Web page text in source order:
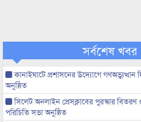
সর্বশেষ খবর
কানাইঘাটে প্রশাসনের উদ্যোগে
অনুষ্ঠিত
সিলেট অনলাইন প্রেসক্লাবের পুরস্কার
পরিচিতি সভা অনুষ্ঠিত